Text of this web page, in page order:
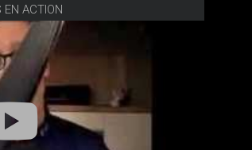
EN ACTION